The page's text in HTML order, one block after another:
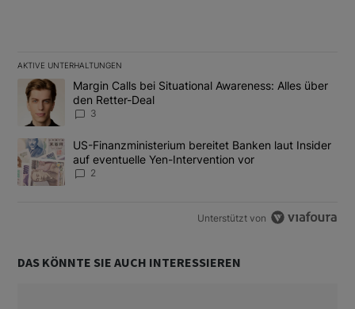
AKTIVE UNTERHALTUNGEN
Das Folgende ist eine Liste der am meisten kommentierten
Ein Trendartikel mit dem Titel "Margin Calls bei Situational
Margin Calls bei Situational Awareness: Alles über
den Retter-Deal
3
Ein Trendartikel mit dem Titel "US-Finanzministerium bereitet
US-Finanzministerium bereitet Banken laut Insider
auf eventuelle Yen-Intervention vor
2
Unterstützt von
DAS KÖNNTE SIE AUCH INTERESSIEREN